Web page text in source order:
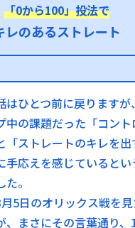
「0から100」投法で
レのあるストレート
はひとつ前に戻りますが
中の課題だった「コント
「ストレートのキレを出
手応えを感じていると
た。
5日のオリックス戦を
、まさにその言葉通り